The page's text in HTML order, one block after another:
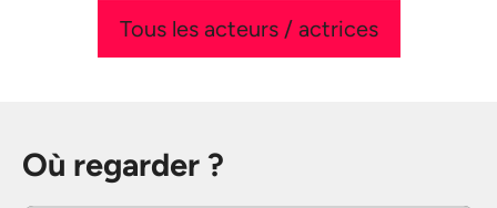
Tous les acteurs / actrices
Où regarder ?